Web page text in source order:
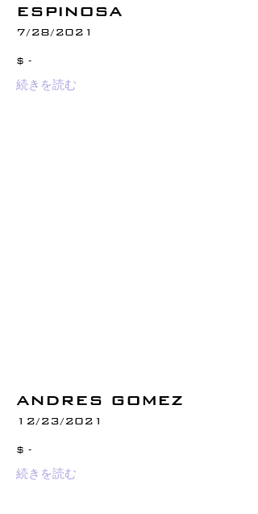
ESPINOSA
7/28/2021
$ -
続きを読む
ANDRES GOMEZ
12/23/2021
$ -
続きを読む